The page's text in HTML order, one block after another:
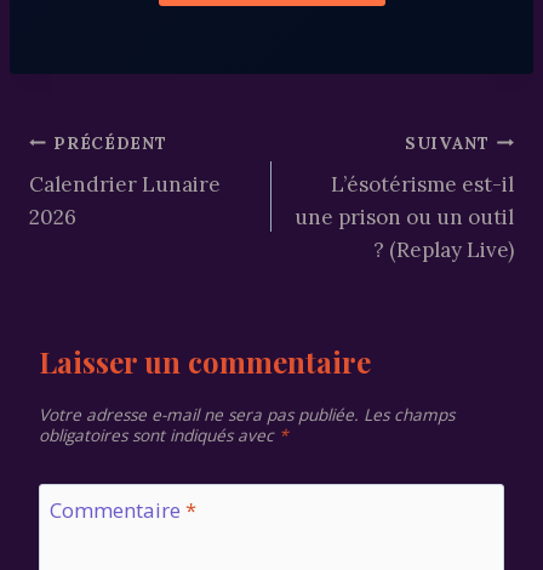
Navigation
de
PRÉCÉDENT
Calendrier Lunaire
2026
SUIVANT
L’ésotérisme est-il
une prison ou un outil
? (Replay Live)
Laisser un commentaire
Votre adresse e-mail ne sera pas publiée. Les champs
obligatoires sont indiqués avec *
Commentaire *